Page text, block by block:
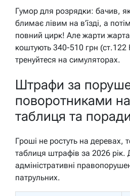
Гумор для розрядки: бачив,
блимає лівим на в’їзді, а
повний цирк! Але жарти
коштують 340-510 грн
тренуйтеся на симуляторах.
Штрафи за
поворотниками на
таблиця та поради
Гроші не ростуть на деревах,
таблиця штрафів за 2026 рік.
адміністративні
патрульних.